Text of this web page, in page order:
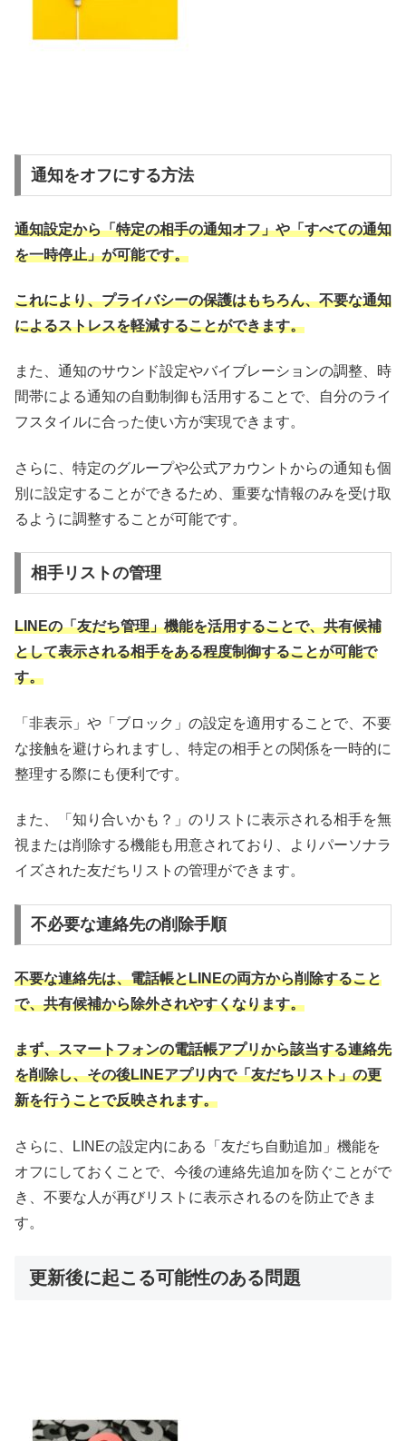
通知をオフにする方法
通知設定から「特定の相手の通知オフ」や「すべての通知
を一時停止」が可能です。
これにより、プライバシーの保護はもちろん、不要な通知
によるストレスを軽減することができます。
また、通知のサウンド設定やバイブレーションの調整、時
間帯による通知の自動制御も活用することで、自分のライ
フスタイルに合った使い方が実現できます。
さらに、特定のグループや公式アカウントからの通知も個
別に設定することができるため、重要な情報のみを受け取
るように調整することが可能です。
相手リストの管理
LINEの「友だち管理」機能を活用することで、共有候補
として表示される相手をある程度制御することが可能で
す。
「非表示」や「ブロック」の設定を適用することで、不要
な接触を避けられますし、特定の相手との関係を一時的に
整理する際にも便利です。
また、「知り合いかも？」のリストに表示される相手を無
視または削除する機能も用意されており、よりパーソナラ
イズされた友だちリストの管理ができます。
不必要な連絡先の削除手順
不要な連絡先は、電話帳とLINEの両方から削除すること
で、共有候補から除外されやすくなります。
まず、スマートフォンの電話帳アプリから該当する連絡先
を削除し、その後LINEアプリ内で「友だちリスト」の更
新を行うことで反映されます。
さらに、LINEの設定内にある「友だち自動追加」機能を
オフにしておくことで、今後の連絡先追加を防ぐことがで
き、不要な人が再びリストに表示されるのを防止できま
す。
更新後に起こる可能性のある問題